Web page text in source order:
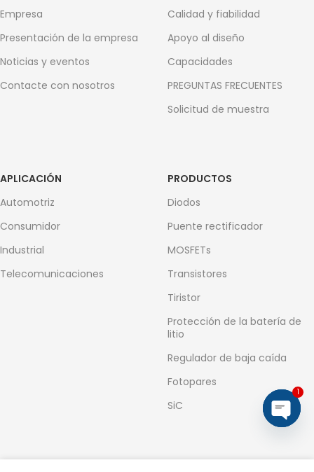
Empresa
Presentación de la empresa
Noticias y eventos
Contacte con nosotros
Calidad y fiabilidad
Apoyo al diseño
Capacidades
PREGUNTAS FRECUENTES
Solicitud de muestra
APLICACIÓN
Automotriz
Consumidor
Industrial
Telecomunicaciones
PRODUCTOS
Diodos
Puente rectificador
MOSFETs
Transistores
Tiristor
Protección de la batería de
litio
Regulador de baja caída
Fotopares
SiC
1